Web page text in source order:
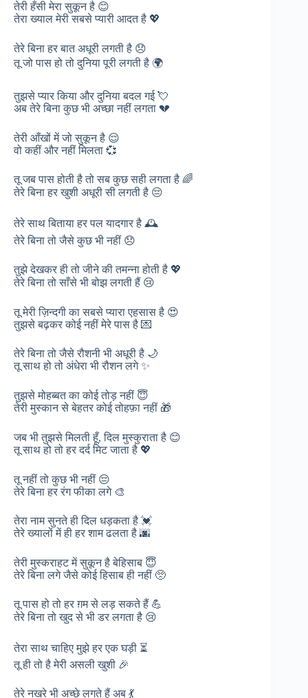
तेरी हँसी मेरा सुकून है 😊
तेरा ख्याल मेरी सबसे प्यारी आदत है 💖
तेरे बिना हर बात अधूरी लगती है 😞
तू जो पास हो तो दुनिया पूरी लगती है 🌍
तुझसे प्यार किया और दुनिया बदल गई 💘
अब तेरे बिना कुछ भी अच्छा नहीं लगता 💔
तेरी आँखों में जो सुकून है 😌
वो कहीं और नहीं मिलता 💞
तू जब पास होती है तो सब कुछ सही लगता है 🌈
तेरे बिना हर खुशी अधूरी सी लगती है 😔
तेरे साथ बिताया हर पल यादगार है 🕰️
तेरे बिना तो जैसे कुछ भी नहीं 😞
तुझे देखकर ही तो जीने की तमन्ना होती है 💖
तेरे बिना तो साँसे भी बोझ लगती हैं 😢
तू मेरी ज़िन्दगी का सबसे प्यारा एहसास है 😍
तुझसे बढ़कर कोई नहीं मेरे पास है 💌
तेरे बिना तो जैसे रौशनी भी अधूरी है 🌙
तू साथ हो तो अंधेरा भी रौशन लगे ✨
तुझसे मोहब्बत का कोई तोड़ नहीं 😇
तेरी मुस्कान से बेहतर कोई तोहफ़ा नहीं 🎁
जब भी तुझसे मिलती हूँ, दिल मुस्कुराता है 😊
तू साथ हो तो हर दर्द मिट जाता है 💖
तू नहीं तो कुछ भी नहीं 😔
तेरे बिना हर रंग फीका लगे 🎨
तेरा नाम सुनते ही दिल धड़कता है 💓
तेरे ख्यालों में ही हर शाम ढलता है 🌆
तेरी मुस्कराहट में सुकून है बेहिसाब 😇
तेरे बिना लगे जैसे कोई हिसाब ही नहीं 🥺
तू पास हो तो हर ग़म से लड़ सकते हैं 💪
तेरे बिना तो खुद से भी डर लगता है 😢
तेरा साथ चाहिए मुझे हर एक घड़ी ⏳
तू ही तो है मेरी असली खुशी 🎉
तेरे नखरे भी अच्छे लगते हैं अब 💃